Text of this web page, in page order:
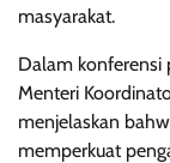
masyarakat.
Dalam konferensi
Menteri
menjelaskan
memperkuat